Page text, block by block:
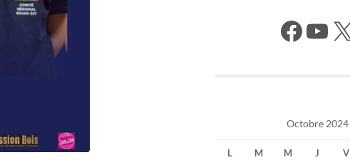
Facebook YouTube X
Octobre 2024
L M M J V